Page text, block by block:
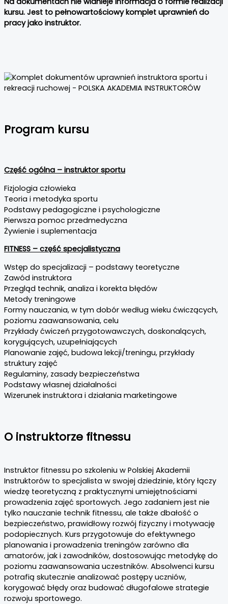
kursu. Jest to pełnowartościowy komplet uprawnień do
pracy jako instruktor.
Program kursu
Część ogólna – instruktor sportu
Fizjologia człowieka
Teoria i metodyka sportu
Podstawy pedagogiczne i psychologiczne
Pierwsza pomoc przedmedyczna
Żywienie i suplementacja
FITNESS – część specjalistyczna
Wstęp do specjalizacji – podstawy teoretyczne
Zawód instruktora
Przegląd technik, analiza i korekta błędów
Metody treningowe
Formy nauczania, w tym dobór według wieku ćwiczących,
poziomu zaawansowania, celu
Przykłady ćwiczeń przygotowawczych, doskonalących,
korygujących, uzupełniających
Planowanie zajęć, budowa lekcji/treningu, przykłady
struktury zajęć
Regulaminy, zasady bezpieczeństwa
Podstawy własnej działalności
Wizerunek instruktora i działania marketingowe
O instruktorze fitnessu
Instruktor fitnessu po szkoleniu w Polskiej Akademii
Instruktorów to specjalista w swojej dziedzinie, który łączy
wiedzę teoretyczną z praktycznymi umiejętnościami
prowadzenia zajęć sportowych. Jego zadaniem jest nie
tylko nauczanie technik fitnessu, ale także dbałość o
bezpieczeństwo, prawidłowy rozwój fizyczny i motywację
podopiecznych. Kurs przygotowuje do efektywnego
planowania i prowadzenia treningów zarówno dla
amatorów, jak i zawodników, dostosowując metodykę do
poziomu zaawansowania uczestników. Absolwenci kursu
potrafią skutecznie analizować postępy uczniów,
korygować błędy oraz budować długofalowe strategie
rozwoju sportowego.